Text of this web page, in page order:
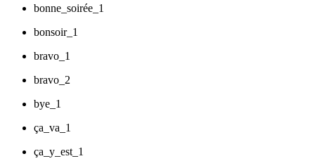
bonne_soirée_1
bonsoir_1
bravo_1
bravo_2
bye_1
ça_va_1
ça_y_est_1